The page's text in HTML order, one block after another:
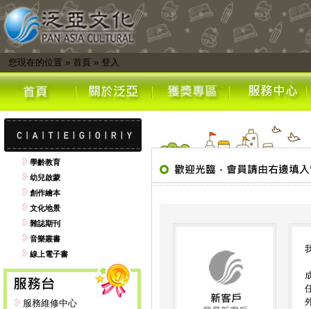
您現在的位置 » 首頁 » 登入
學齡教育
幼兒啟蒙
創作繪本
文化地景
雜誌期刊
音樂叢書
線上電子書
服務維修中心